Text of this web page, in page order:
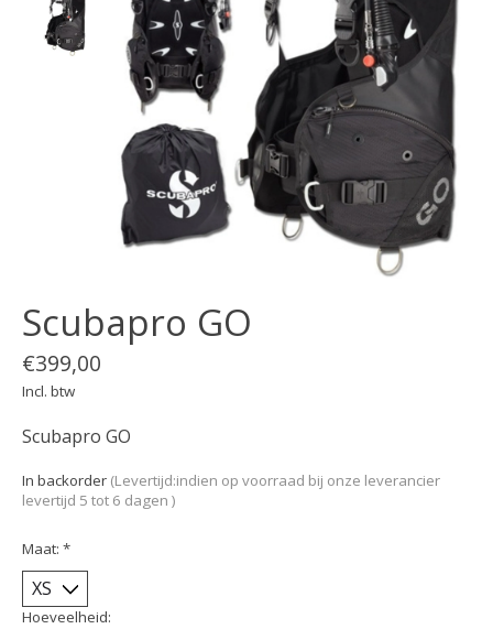
Scubapro GO
€399,00
Incl. btw
Scubapro GO
In backorder (Levertijd:indien op voorraad bij onze leverancier
levertijd 5 tot 6 dagen )
Maat: *
Hoeveelheid: